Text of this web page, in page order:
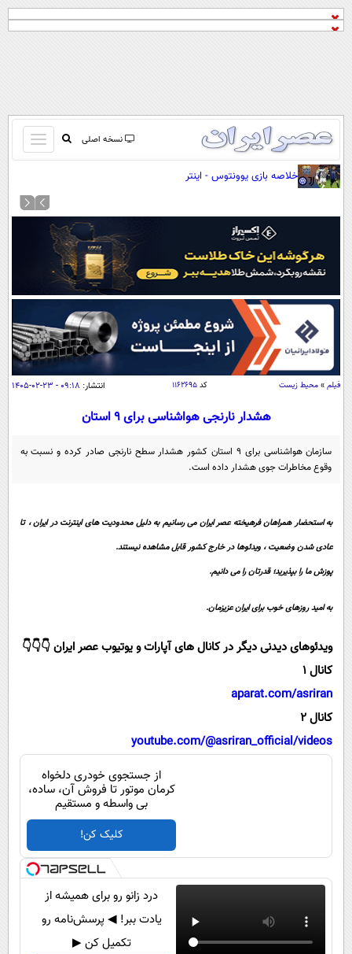
نسخه اصلی
باز
و
کردن
صفحه اول
آرشیو
نظرسنجی
آب و هوا
اوقات شرعی
سواد زندگی
اقتصاد
اقتصادی
جامعه
یک برش دانایی
محیط زیست
بین الملل
علم و دانش
فناوری و It
قرآن
مجله تصویری سلاح
ورزش
فناوری
حوادث
سلامت
فرهنگی
اجتماعی
خواندنی ها و دیدنی ها
روانشناسی
دانلود
آموزش زبان
خلاصه بازی یوونتوس - اینتر
فیلم » محیط زیست کد ۱۱۶۲۶۹۵ انتشار: ۰۹:۱۸ - ۲۳-۰۲-۱۴۰۵
هشدار نارنجی هواشناسی برای ۹ استان
سازمان هواشناسی برای ۹ استان کشور هشدار سطح نارنجی صادر کرده و نسبت به
وقوع مخاطرات جوی هشدار داده است.
به استحضار همراهان فرهیخته عصر ایران می رسانیم به دلیل محدودیت های اینترنت در ایران ، تا
عادی شدن وضعیت ، ویدئوها در خارج کشور قابل مشاهده نیستند.
پوزش ما را بپذیرید؛ قدرتان را می دانیم.
به امید روزهای خوب برای ایران عزیزمان.
ویدئوهای دیدنی دیگر در کانال های آپارات و یوتیوب عصر ایران 👇👇👇
کانال 1
aparat.com/asriran
کانال 2
youtube.com/@asriran_official/videos
از جستجوی خودری دلخواه
کرمان موتور تا فروش آن، ساده،
بی واسطه و مستقیم
کلیک کن!
درد زانو رو برای همیشه از
یادت ببر! ◀ پرسش‌نامه رو
تکمیل کن ▶